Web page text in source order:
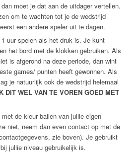
moet je dat aan de uitdager vertellen.
om te wachten tot je de wedstrijd
een andere speler uit te dagen.
uur spelen als het druk is. Je kunt
het bord met de klokken gebruiken. Als
is afgerond na deze periode, dan wint
games/ punten heeft gewonnen. Als
je natuurlijk ook de wedstrijd helemaal
DIT WEL VAN TE VOREN GOED MET
de kleur ballen van jullie eigen
niet, neem dan even contact op met de
zie boven). Je gebruikt
jullie niveau gebruikelijk is.